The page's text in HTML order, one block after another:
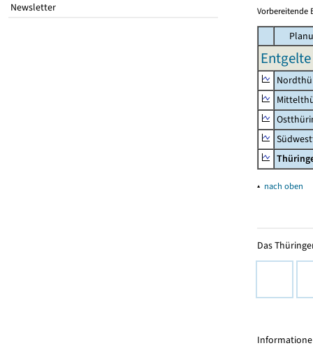
Newsletter
Vorbereitende
▴ nach oben
Das